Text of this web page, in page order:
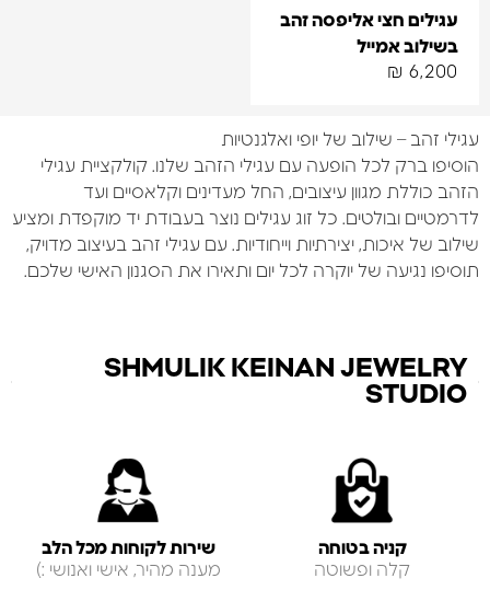
עגילים חצי אליפסה זהב
בשילוב אמייל
₪ 6,200
עגילי זהב – שילוב של יופי ואלגנטיות
הוסיפו ברק לכל הופעה עם עגילי הזהב שלנו. קולקציית עגילי
הזהב כוללת מגוון עיצובים, החל מעדינים וקלאסיים ועד
לדרמטיים ובולטים. כל זוג עגילים נוצר בעבודת יד מוקפדת ומציע
שילוב של איכות, יצירתיות וייחודיות. עם עגילי זהב בעיצוב מדויק,
תוסיפו נגיעה של יוקרה לכל יום ותאירו את הסגנון האישי שלכם.
SHMULIK KEINAN JEWELRY
STUDIO
קניה בטוחה
קלה ופשוטה
שירות לקוחות מכל הלב
מענה מהיר, אישי ואנושי :)